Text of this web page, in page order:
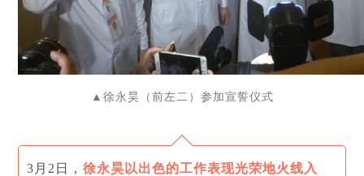
▲ 徐永昊（前左二）参加宣誓仪式
3月2日，徐永昊以出色的工作表现光荣地火线入